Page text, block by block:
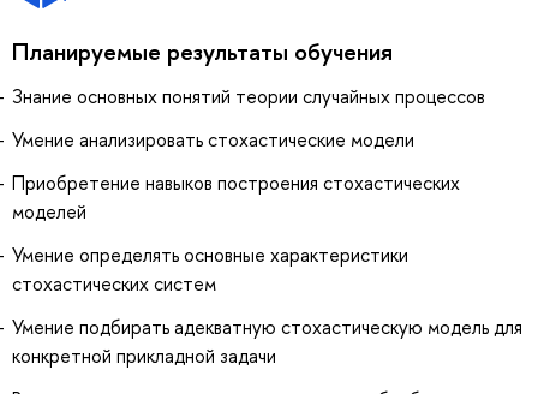
Планируемые результаты обучения
Знание основных понятий теории случайных процессов
Умение анализировать стохастические модели
Приобретение навыков построения стохастических
моделей
Умение определять основные характеристики
стохастических систем
Умение подбирать адекватную стохастическую модель для
конкретной прикладной задачи